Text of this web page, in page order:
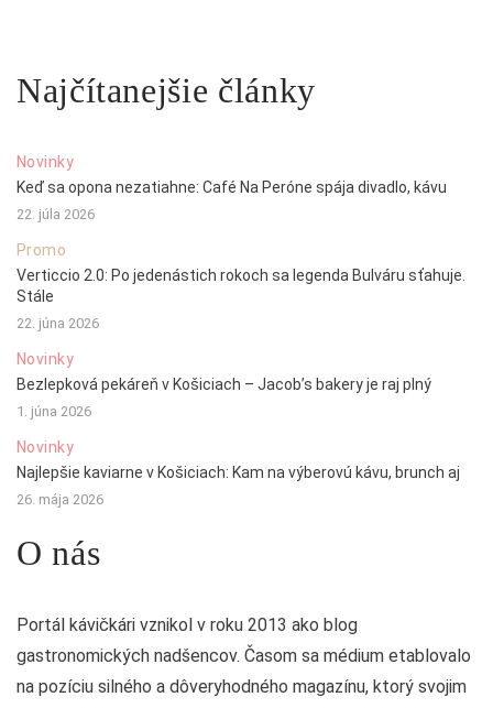
Najčítanejšie články
Novinky
Keď sa opona nezatiahne: Café Na Peróne spája divadlo, kávu
22. júla 2026
Promo
Verticcio 2.0: Po jedenástich rokoch sa legenda Bulváru sťahuje.
Stále
22. júna 2026
Novinky
Bezlepková pekáreň v Košiciach – Jacob’s bakery je raj plný
1. júna 2026
Novinky
Najlepšie kaviarne v Košiciach: Kam na výberovú kávu, brunch aj
26. mája 2026
O nás
Portál kávičkári vznikol v roku 2013 ako blog
gastronomických nadšencov. Časom sa médium etablovalo
na pozíciu silného a dôveryhodného magazínu, ktorý svojim